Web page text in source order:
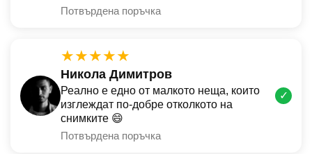
Потвърдена поръчка
★★★★★
Никола Димитров
Реално е едно от малкото неща, които
изглеждат по-добре отколкото на
снимките 😄
Потвърдена поръчка
✓